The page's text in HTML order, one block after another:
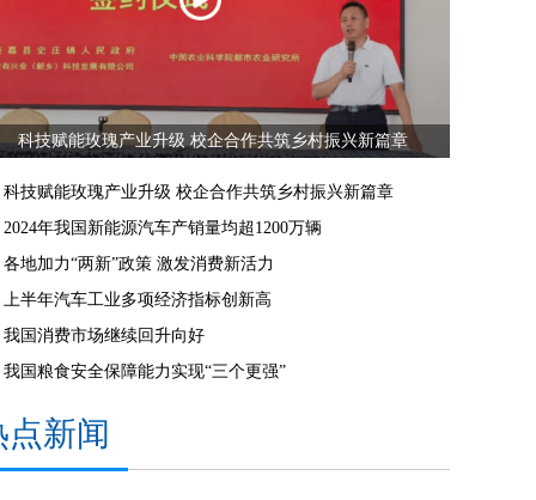
科技赋能玫瑰产业升级 校企合作共筑乡村振兴新篇章
科技赋能玫瑰产业升级 校企合作共筑乡村振兴新篇章
2024年我国新能源汽车产销量均超1200万辆
各地加力“两新”政策 激发消费新活力
上半年汽车工业多项经济指标创新高
我国消费市场继续回升向好
我国粮食安全保障能力实现“三个更强”
点新闻